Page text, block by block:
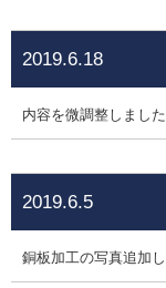
2019.6.18
内容を微調整しました
2019.6.5
銅板加工の写真追加し